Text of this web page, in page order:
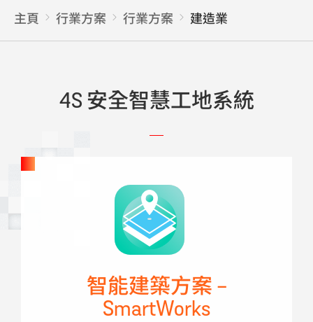
主頁 行業方案 行業方案 建造業
4S 安全智慧工地系統
智能建築方案 -
SmartWorks